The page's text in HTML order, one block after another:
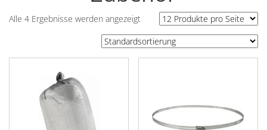
Alle 4 Ergebnisse werden angezeigt